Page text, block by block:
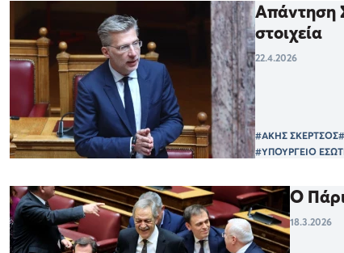
Απάντηση
στοιχεία
22.4.2026
#ΑΚΗΣ ΣΚΕΡΤΣΟΣ
#ΥΠΟΥΡΓΕΙΟ
Ο
18.3.2026